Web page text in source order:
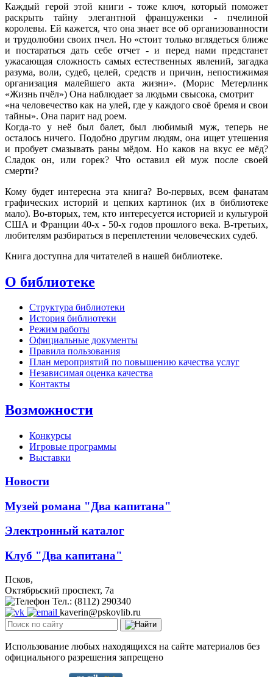
Каждый герой этой книги - тоже ключ, который поможет
раскрыть тайну элегантной француженки - пчелиной
королевы. Ей кажется, что она знает все об организованности
и трудолюбии своих пчел. Но «стоит только вглядеться ближе
и постараться дать себе отчет - и перед нами предстанет
ужасающая сложность самых естественных явлений, загадка
разума, воли, судеб, целей, средств и причин, непостижимая
организация малейшего акта жизни». (Морис Метерлинк
«Жизнь пчёл») Она наблюдает за людьми свысока, смотрит
«на человечество как на улей, где у каждого своё бремя и свои
тайны». Она парит над роем.
Когда-то у неё был балет, был любимый муж, теперь не
осталось ничего. Подобно другим людям, она ищет утешения
и пробует смазывать раны мёдом. Но каков на вкус ее мёд?
Сладок он, или горек? Что оставил ей муж после своей
смерти?
Кому будет интересна эта книга? Во-первых, всем фанатам
графических историй и цепких картинок (их в библиотеке
мало). Во-вторых, тем, кто интересуется историей и культурой
США и Франции 40-х - 50-х годов прошлого века. В-третьих,
любителям разбираться в переплетении человеческих судеб.
Книга доступна для читателей в нашей библиотеке.
О библиотеке
Структура библиотеки
История библиотеки
Режим работы
Официальные документы
Правила пользования
План мероприятий по повышению качества услуг
Независимая оценка качества
Контакты
Возможности
Конкурсы
Игровые программы
Выставки
Новости
Музей романа "Два капитана"
Электронный каталог
Клуб "Два капитана"
Псков,
Октябрьский проспект, 7a
Тел.: (8112) 290340
kaverin@pskovlib.ru
Использование любых находящихся на сайте материалов без
официального разрешения запрещено